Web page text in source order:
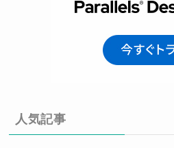
人気記事